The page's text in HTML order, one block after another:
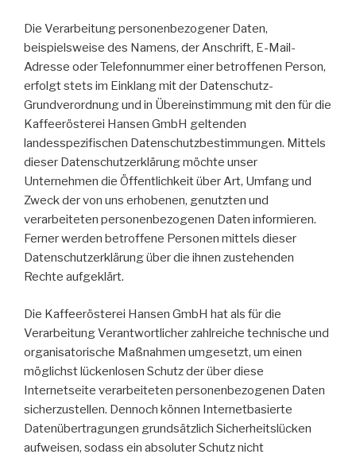
Die Verarbeitung personenbezogener Daten,
beispielsweise des Namens, der Anschrift, E-Mail-
Adresse oder Telefonnummer einer betroffenen Person,
erfolgt stets im Einklang mit der Datenschutz-
Grundverordnung und in Übereinstimmung mit den für die
Kaffeerösterei Hansen GmbH geltenden
landesspezifischen Datenschutzbestimmungen. Mittels
dieser Datenschutzerklärung möchte unser
Unternehmen die Öffentlichkeit über Art, Umfang und
Zweck der von uns erhobenen, genutzten und
verarbeiteten personenbezogenen Daten informieren.
Ferner werden betroffene Personen mittels dieser
Datenschutzerklärung über die ihnen zustehenden
Rechte aufgeklärt.
Die Kaffeerösterei Hansen GmbH hat als für die
Verarbeitung Verantwortlicher zahlreiche technische und
organisatorische Maßnahmen umgesetzt, um einen
möglichst lückenlosen Schutz der über diese
Internetseite verarbeiteten personenbezogenen Daten
sicherzustellen. Dennoch können Internetbasierte
Datenübertragungen grundsätzlich Sicherheitslücken
aufweisen, sodass ein absoluter Schutz nicht